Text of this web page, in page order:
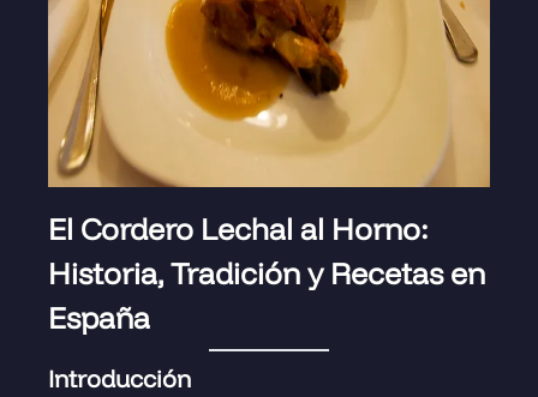
El Cordero Lechal al Horno:
Historia, Tradición y Recetas en
España
Introducción